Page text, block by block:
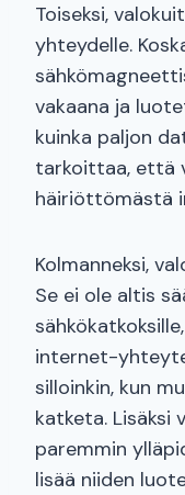
Toiseksi,
yhteydelle.
vakaana ja
kuinka paljon
tarkoittaa, että
häiriöttömästä
Kolmanneksi,
Se ei ole altis
internet-
silloinkin, kun
katketa. Lisäksi
paremmin
lisää niiden